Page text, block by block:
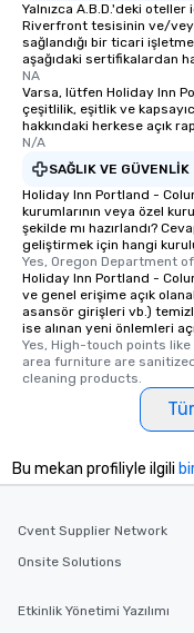
Yalnızca A.B.D.'deki
Riverfront tesisinin ve/
sağlandığı bir ticari
aşağıdaki sertifikalardan
NA
Varsa, lütfen Holiday Inn
çeşitlilik, eşitlik ve
hakkındaki herkese açık
N/A
SAĞLIK VE GÜVENLIK
Holiday Inn Portland -
kurumlarının veya özel
şekilde mı hazırlandı?
geliştirmek için hangi
Yes, Oregon Department
Holiday Inn Portland -
ve genel erişime açık
asansör girişleri vb.)
ise alınan yeni önlemleri
Yes, High-touch points
area furniture are
cleaning products.
Bu mekan profiliyle ilgili
Cvent Supplier Network
Onsite Solutions
Etkinlik Yönetimi Yazılımı